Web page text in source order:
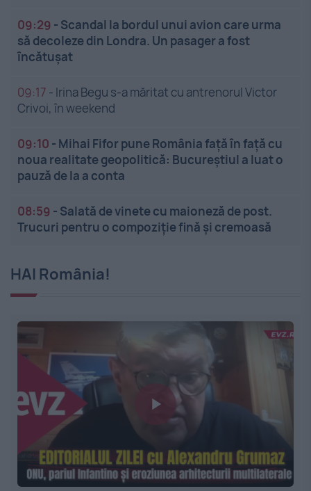
09:29 - Scandal la bordul unui avion care urma
să decoleze din Londra. Un pasager a fost
încătușat
09:17 - Irina Begu s-a măritat cu antrenorul Victor
Crivoi, în weekend
09:10 - Mihai Fifor pune România față în față cu
noua realitate geopolitică: Bucureștiul a luat o
pauză de la a conta
08:59 - Salată de vinete cu maioneză de post.
Trucuri pentru o compoziție fină și cremoasă
HAI România!